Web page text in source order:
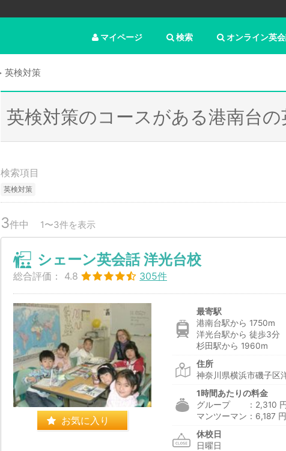
オンライン英
検索
マイページ
英検対策
英検対策のコースがある港南台
検索項目
英検対策
3件中 1〜3件を表示
シェーン英会話 洋光台校
総合評価： 4.8 305件
お気に入り
最寄駅
港南台駅から 1750m
洋光台駅から 徒歩3分
杉田駅から 1960m
住所
神奈川県横浜市磯子区
1時間あたりの料金
グループ ：2,310 円
マンツーマン：6,187
休校日
日曜日